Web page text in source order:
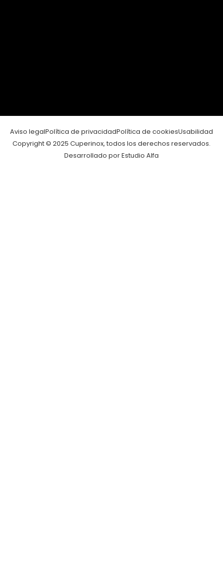
Aviso legalPolítica de privacidadPolítica de cookiesUsabilidad
Copyright © 2025 Cuperinox, todos los derechos reservados.
Desarrollado por Estudio Alfa